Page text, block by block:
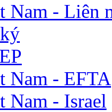
Nam - Liên
Nam - EFTA
Nam - Israel